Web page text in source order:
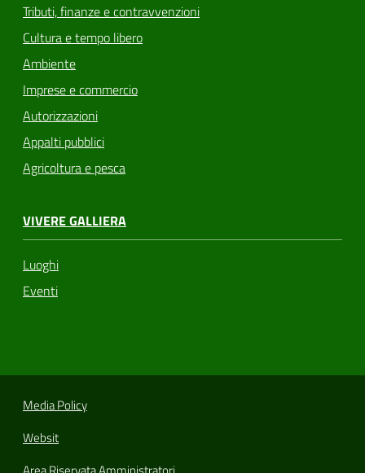
Tributi, finanze e contravvenzioni
Cultura e tempo libero
Ambiente
Imprese e commercio
Autorizzazioni
Appalti pubblici
Agricoltura e pesca
VIVERE GALLIERA
Luoghi
Eventi
Media Policy
Websit